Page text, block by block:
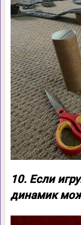
10. Если
динамик